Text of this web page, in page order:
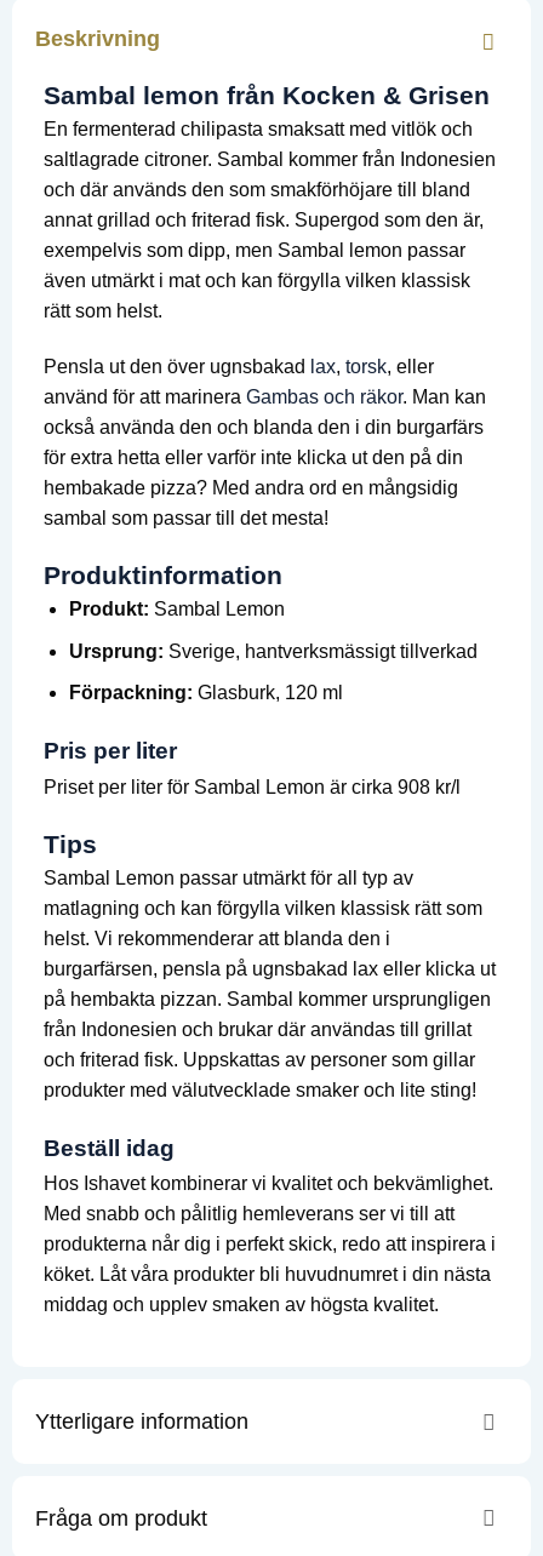
Beskrivning
Sambal lemon från Kocken & Grisen
En fermenterad chilipasta smaksatt med vitlök och
saltlagrade citroner. Sambal kommer från Indonesien
och där används den som smakförhöjare till bland
annat grillad och friterad fisk. Supergod som den är,
exempelvis som dipp, men Sambal lemon passar
även utmärkt i mat och kan förgylla vilken klassisk
rätt som helst.
Pensla ut den över ugnsbakad lax, torsk, eller
använd för att marinera Gambas och räkor. Man kan
också använda den och blanda den i din burgarfärs
för extra hetta eller varför inte klicka ut den på din
hembakade pizza? Med andra ord en mångsidig
sambal som passar till det mesta!
Produktinformation
Produkt: Sambal Lemon
Ursprung: Sverige, hantverksmässigt tillverkad
Förpackning: Glasburk, 120 ml
Pris per liter
Priset per liter för Sambal Lemon är cirka 908 kr/l
Tips
Sambal Lemon passar utmärkt för all typ av
matlagning och kan förgylla vilken klassisk rätt som
helst. Vi rekommenderar att blanda den i
burgarfärsen, pensla på ugnsbakad lax eller klicka ut
på hembakta pizzan. Sambal kommer ursprungligen
från Indonesien och brukar där användas till grillat
och friterad fisk. Uppskattas av personer som gillar
produkter med välutvecklade smaker och lite sting!
Beställ idag
Hos Ishavet kombinerar vi kvalitet och bekvämlighet.
Med snabb och pålitlig hemleverans ser vi till att
produkterna når dig i perfekt skick, redo att inspirera i
köket. Låt våra produkter bli huvudnumret i din nästa
middag och upplev smaken av högsta kvalitet.
Ytterligare information
Fråga om produkt